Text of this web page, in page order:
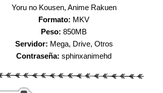
Yoru no Kousen, Anime Rakuen
Formato: MKV
Peso: 850MB
Servidor: Mega, Drive, Otros
Contraseña: sphinxanimehd